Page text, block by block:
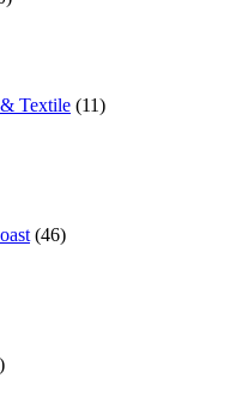
Textile (11)
(46)